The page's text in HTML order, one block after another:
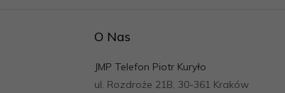
O Nas
JMP Telefon Piotr Kuryło
ul. Rozdroże 21B, 30-361 Kraków